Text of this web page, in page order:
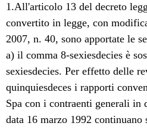
1.All'articolo 13 del decreto
convertito in legge, con
2007, n. 40, sono apportate le
a) il comma 8-sexiesdecies è
sexiesdecies. Per effetto delle
quinquiesdeces i rapporti
Spa con i contraenti generali in
data 16 marzo 1992 continuano